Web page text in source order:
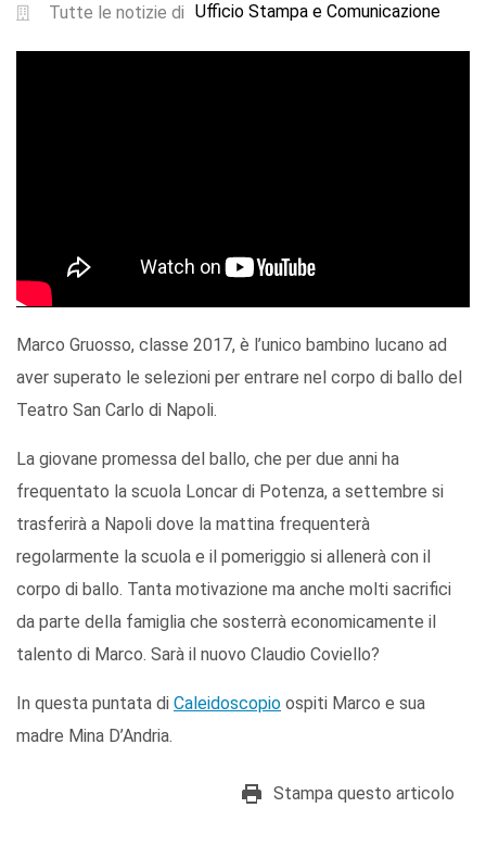
Tutte le notizie di Ufficio Stampa e Comunicazione
Marco Gruosso, classe 2017, è l’unico bambino lucano ad
aver superato le selezioni per entrare nel corpo di ballo del
Teatro San Carlo di Napoli.
La giovane promessa del ballo, che per due anni ha
frequentato la scuola Loncar di Potenza, a settembre si
trasferirà a Napoli dove la mattina frequenterà
regolarmente la scuola e il pomeriggio si allenerà con il
corpo di ballo. Tanta motivazione ma anche molti sacrifici
da parte della famiglia che sosterrà economicamente il
talento di Marco. Sarà il nuovo Claudio Coviello?
In questa puntata di Caleidoscopio ospiti Marco e sua
madre Mina D’Andria.
Stampa questo articolo